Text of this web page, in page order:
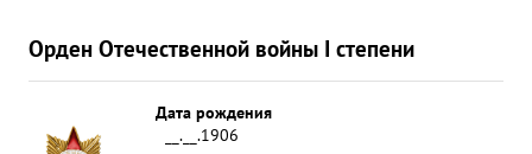
Орден Отечественной войны I степени
Дата рождения
__.__.1906